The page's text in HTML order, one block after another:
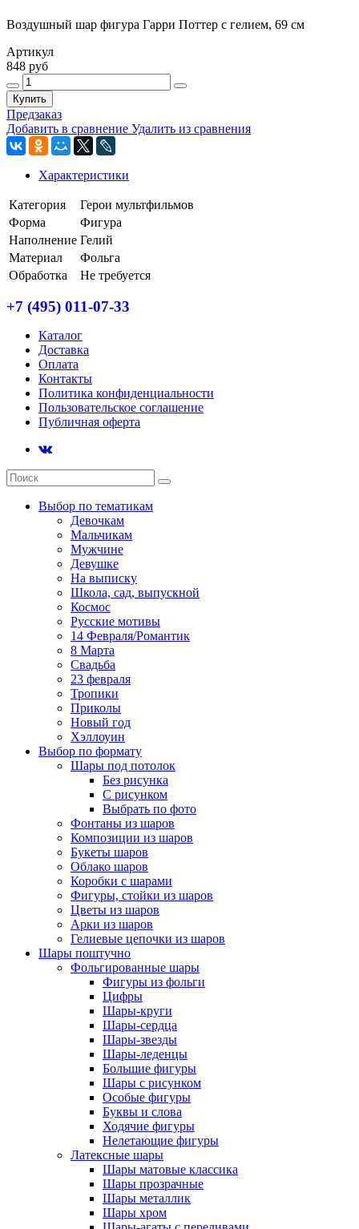
Воздушный шар фигура Гарри Поттер с гелием, 69 см
Артикул
848 руб
Купить
Предзаказ
Добавить в сравнение Удалить из сравнения
Характеристики
Категория
Герои мультфильмов
Форма
Фигура
Наполнение Гелий
Материал
Фольга
Обработка
Не требуется
+7 (495) 011-07-33
Каталог
Доставка
Оплата
Контакты
Политика конфиденциальности
Пользовательское соглашение
Публичная оферта
Выбор по тематикам
Девочкам
Мальчикам
Мужчине
Девушке
На выписку
Школа, сад, выпускной
Космос
Русские мотивы
14 Февраля/Романтик
8 Марта
Свадьба
23 февраля
Тропики
Приколы
Новый год
Хэллоуин
Выбор по формату
Шары под потолок
Без рисунка
С рисунком
Выбрать по фото
Фонтаны из шаров
Композиции из шаров
Букеты шаров
Облако шаров
Коробки с шарами
Фигуры, стойки из шаров
Цветы из шаров
Арки из шаров
Гелиевые цепочки из шаров
Шары поштучно
Фольгированные шары
Фигуры из фольги
Цифры
Шары-круги
Шары-сердца
Шары-звезды
Шары-леденцы
Большие фигуры
Шары с рисунком
Особые фигуры
Буквы и слова
Ходячие фигуры
Нелетающие фигуры
Латексные шары
Шары матовые классика
Шары прозрачные
Шары металлик
Шары хром